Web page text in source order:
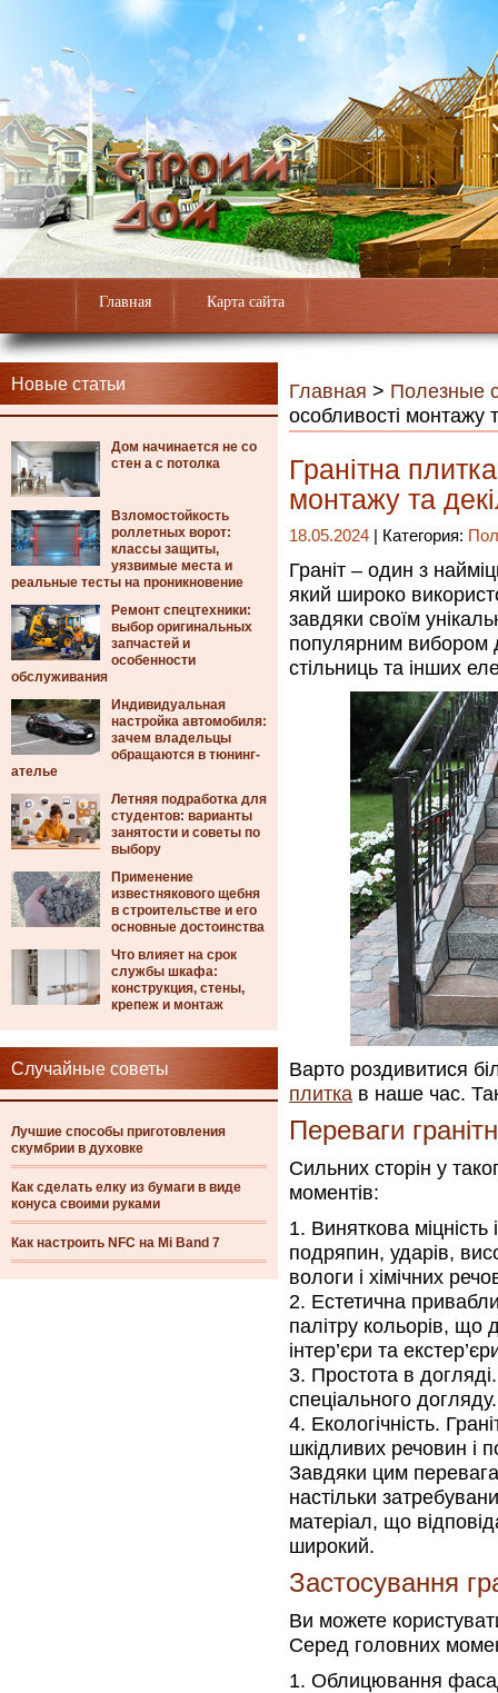
Главная Карта сайта
Новые статьи
Дом начинается не со
стен а с потолка
Взломостойкость
роллетных ворот:
классы защиты,
уязвимые места и
реальные тесты на проникновение
Ремонт спецтехники:
выбор оригинальных
запчастей и
особенности
обслуживания
Индивидуальная
настройка автомобиля:
зачем владельцы
обращаются в тюнинг-
ателье
Летняя подработка для
студентов: варианты
занятости и советы по
выбору
Применение
известнякового щебня
в строительстве и его
основные достоинства
Что влияет на срок
службы шкафа:
конструкция, стены,
крепеж и монтаж
Случайные советы
Лучшие способы приготовления
скумбрии в духовке
Как сделать елку из бумаги в виде
конуса своими руками
Как настроить NFC на Mi Band 7
Главная > Полезные
особливості монтажу
Гранітна
монтажу та
18.05.2024 | Категория:
Граніт – один з
який широко
завдяки своїм
популярним вибором
стільниць та інших
Варто роздивитися
плитка в наше час.
Переваги
Сильних сторін у
моментів:
Виняткова міцність
подряпин, ударів,
вологи і хімічних
Естетична
палітру кольорів, що
інтер’єри та
Простота в
спеціального догляду.
Екологічність.
шкідливих речовин і
Завдяки цим
настільки
матеріал, що
широкий.
Застосування
Ви можете
Серед головних
Облицювання